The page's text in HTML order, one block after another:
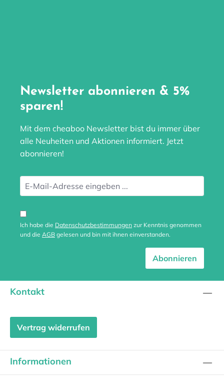
Newsletter abonnieren & 5%
sparen!
Mit dem cheaboo Newsletter bist du immer über
alle Neuheiten und Aktionen informiert. Jetzt
abonnieren!
Ich habe die Datenschutzbestimmungen zur Kenntnis genommen
und die AGB gelesen und bin mit ihnen einverstanden.
Abonnieren
Kontakt
Vertrag widerrufen
Informationen